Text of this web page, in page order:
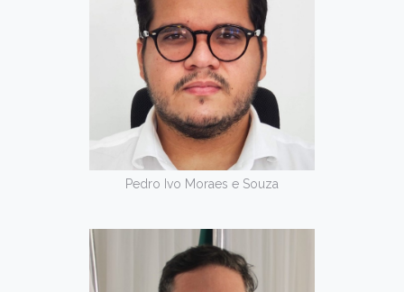
Pedro Ivo Moraes e Souza